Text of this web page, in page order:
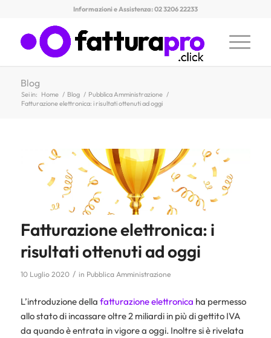
Informazioni e Assistenza: 02 3206 22233
Blog
Sei in: Home / Blog / Pubblica Amministrazione /
Fatturazione elettronica: i risultati ottenuti ad oggi
Fatturazione elettronica: i
risultati ottenuti ad oggi
10 Luglio 2020 / in Pubblica Amministrazione
L’introduzione della fatturazione elettronica ha permesso
allo stato di incassare oltre 2 miliardi in più di gettito IVA
da quando è entrata in vigore a oggi. Inoltre si è rivelata